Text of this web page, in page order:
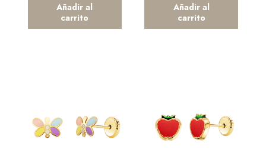
Añadir al
carrito
Añadir al
carrito